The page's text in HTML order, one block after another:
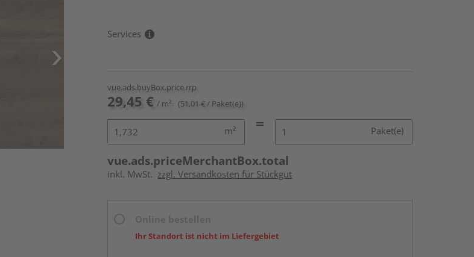
Services
vue.ads.buyBox.price.rrp
29,45 € / m² (51,01 € / Paket(e))
m² Paket(e)
vue.ads.priceMerchantBox.total
inkl. MwSt. zzgl. Versandkosten für Stückgut
Ihr Standort ist nicht im Liefergebiet